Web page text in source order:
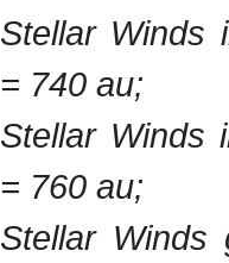
Stellar Winds
= 740 au;
Stellar Winds
= 760 au;
Stellar